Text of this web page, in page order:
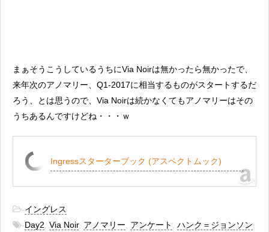
まぁそうこうしているうちにVia Noirは無かったら無かったで、
来年次のアノマリー、Q1-2017に相当するものがスタートするだ
ろう、とは思うので、Via Noirは続かなくてもアノマリーはその
うちあるんですけどね・・・ｗ
Ingressスターターブック (アスペクトムック)
-イングレス
-Day2 Via Noir, アノマリー アンケート ハンク＝ジョンソン